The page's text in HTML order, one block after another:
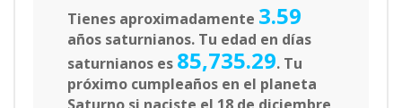
Tienes aproximadamente 3.59
años saturnianos. Tu edad en días
saturnianos es 85,735.29. Tu
próximo cumpleaños en el planeta